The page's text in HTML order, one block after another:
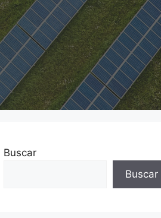
Buscar
Buscar